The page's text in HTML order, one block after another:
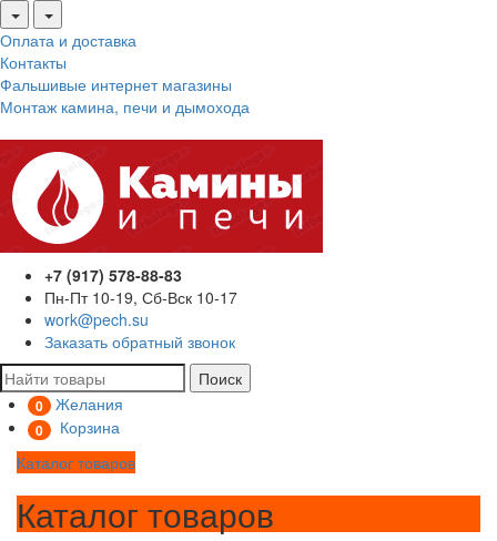
Оплата и доставка
Контакты
Фальшивые интернет магазины
Монтаж камина, печи и дымохода
+7 (917) 578-88-83
Пн-Пт 10-19, Сб-Вск 10-17
work@pech.su
Заказать обратный звонок
Поиск
0 Желания
0
Корзина
Каталог товаров
Каталог товаров